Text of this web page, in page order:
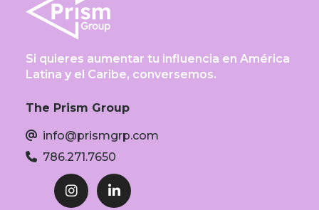
Si quieres aumentar tu influencia en América
Latina y el Caribe, conversemos.​
The Prism Group
info@prismgrp.com
786.271.7650